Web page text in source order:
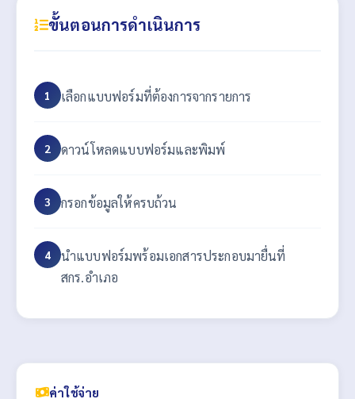
ขั้นตอนการดำเนินการ
เลือกแบบฟอร์มที่ต้องการจากรายการ
ดาวน์โหลดแบบฟอร์มและพิมพ์
กรอกข้อมูลให้ครบถ้วน
นำแบบฟอร์มพร้อมเอกสารประกอบมายื่นที่
สกร.อำเภอ
ค่าใช้จ่าย